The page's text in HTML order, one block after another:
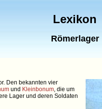
Lexikon
Römerlager
Den bekannten vier
und Kleinbonum, die um
Lager und deren Soldaten